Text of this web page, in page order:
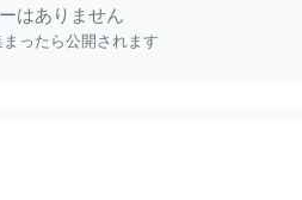
はありません
ったら公開されます